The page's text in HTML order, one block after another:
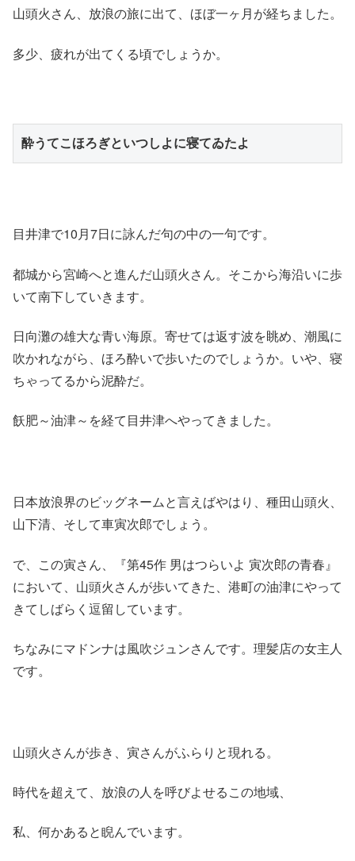
山頭火さん、放浪の旅に出て、ほぼ一ヶ月が経ちました。
多少、疲れが出てくる頃でしょうか。
酔うてこほろぎといつしよに寝てゐたよ
目井津で10月7日に詠んだ句の中の一句です。
都城から宮崎へと進んだ山頭火さん。そこから海沿いに歩
いて南下していきます。
日向灘の雄大な青い海原。寄せては返す波を眺め、潮風に
吹かれながら、ほろ酔いで歩いたのでしょうか。いや、寝
ちゃってるから泥酔だ。
飫肥～油津～を経て目井津へやってきました。
日本放浪界のビッグネームと言えばやはり、種田山頭火、
山下清、そして車寅次郎でしょう。
で、この寅さん、『第45作 男はつらいよ 寅次郎の青春』
において、山頭火さんが歩いてきた、港町の油津にやって
きてしばらく逗留しています。
ちなみにマドンナは風吹ジュンさんです。理髪店の女主人
です。
山頭火さんが歩き、寅さんがふらりと現れる。
時代を超えて、放浪の人を呼びよせるこの地域、
私、何かあると睨んでいます。